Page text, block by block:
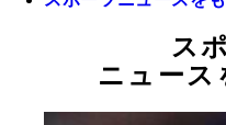
ス
ニュース